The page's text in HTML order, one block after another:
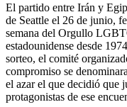
El partido entre Irán y
de Seattle el 26 de junio,
semana del Orgullo
estadounidense desde
sorteo, el comité
compromiso se
el azar el que decidió que
protagonistas de ese